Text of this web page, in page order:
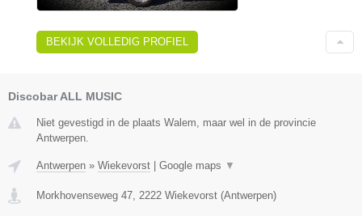
BEKIJK VOLLEDIG PROFIEL
Discobar ALL MUSIC
Niet gevestigd in de plaats Walem, maar wel in de provincie
Antwerpen.
Antwerpen » Wiekevorst | Google maps ▼
Morkhovenseweg 47 2222 Wiekevorst (Antwerpen)